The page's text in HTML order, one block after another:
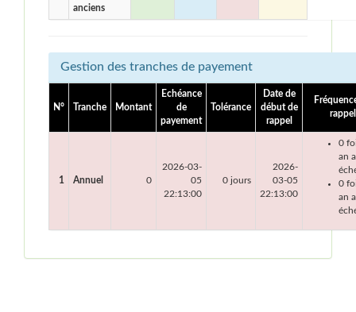
anciens
Gestion des tranches de payement
N° Tranche Montant
Echéance
de
payement
Tolérance
Date de
début de
rappel
rappel
1 Annuel 0
2026-03-
05
22:13:00
0 jours
2026-
03-05
22:13:00
0
an
0
an